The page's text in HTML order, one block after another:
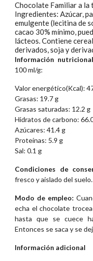
Chocolate Familiar a la
Ingredientes: Azúcar,
emulgente (lecitina de
cacao 30% mínimo,
lácteos. Contiene
derivados, soja y
Información
100 ml/g:
Valor energético(Kcal):
Grasas: 19.7 g
Grasas saturadas: 12.2 g
Hidratos de carbono:
Azúcares: 41.4 g
Proteínas: 5.9 g
Sal: 0.1 g
Condiciones de
fresco y aislado del suelo.
Modo de empleo:
echa el chocolate
hasta que se cuece
Entonces se saca y se
Información adicional